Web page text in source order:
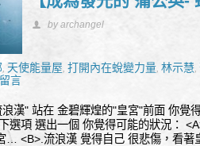
by archangel
, 天使能量屋,打開內在蛻變力量,林示慧,
言
浪漢" 站在 金碧輝煌的"皇宮"前面 你覺
選項 選出一個 你覺得可能的狀況：
… <B>.流浪漢 覺得自己 很悲傷，看